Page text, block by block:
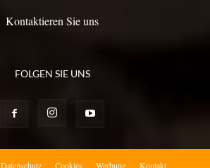
Kontaktieren Sie uns
FOLGEN SIE UNS
Datenschutz Cookies Werbung Kontakt